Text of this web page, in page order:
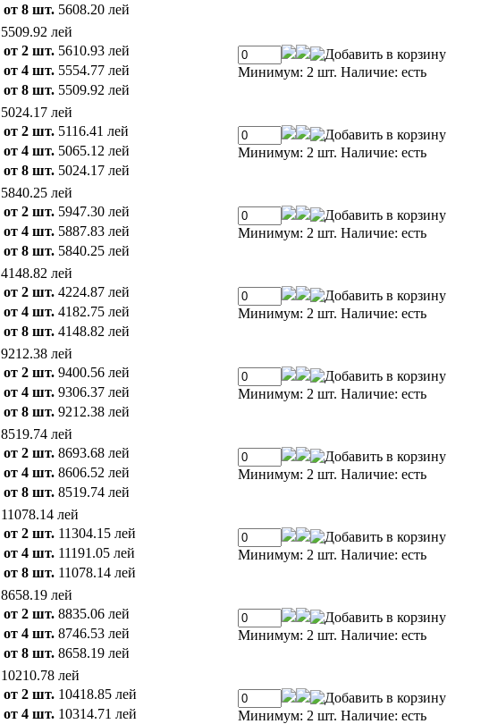
от 8 шт. 5608.20 лей
5509.92 лей
от 2 шт. 5610.93 лей
от 4 шт. 5554.77 лей
от 8 шт. 5509.92 лей
Минимум: 2 шт. Наличие: есть
5024.17 лей
от 2 шт. 5116.41 лей
от 4 шт. 5065.12 лей
от 8 шт. 5024.17 лей
Минимум: 2 шт. Наличие: есть
5840.25 лей
от 2 шт. 5947.30 лей
от 4 шт. 5887.83 лей
от 8 шт. 5840.25 лей
Минимум: 2 шт. Наличие: есть
4148.82 лей
от 2 шт. 4224.87 лей
от 4 шт. 4182.75 лей
от 8 шт. 4148.82 лей
Минимум: 2 шт. Наличие: есть
9212.38 лей
от 2 шт. 9400.56 лей
от 4 шт. 9306.37 лей
от 8 шт. 9212.38 лей
Минимум: 2 шт. Наличие: есть
8519.74 лей
от 2 шт. 8693.68 лей
от 4 шт. 8606.52 лей
от 8 шт. 8519.74 лей
Минимум: 2 шт. Наличие: есть
11078.14 лей
от 2 шт. 11304.15 лей
от 4 шт. 11191.05 лей
от 8 шт. 11078.14 лей
Минимум: 2 шт. Наличие: есть
8658.19 лей
от 2 шт. 8835.06 лей
от 4 шт. 8746.53 лей
от 8 шт. 8658.19 лей
Минимум: 2 шт. Наличие: есть
10210.78 лей
от 2 шт. 10418.85 лей
от 4 шт. 10314.71 лей
Минимум: 2 шт. Наличие: есть